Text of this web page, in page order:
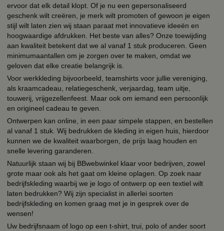
ervoor dat elk detail klopt. Of je nu een gepersonaliseerd
geschenk wilt creëren, je merk wilt promoten of gewoon je eigen
stijl wilt laten zien wij staan paraat met innovatieve ideeën en
hoogwaardige afdrukken. Het beste van alles? Onze toewijding
aan kwaliteit betekent dat we al vanaf 1 stuk produceren. Geen
minimumaantallen om je zorgen over te maken, omdat we
geloven dat elke creatie belangrijk is.
Voor werkkleding bijvoorbeeld, teamshirts voor jullie vereniging,
als kraamcadeau, relatiegeschenk, verjaardag, team uitje,
touwerij, vrijgezellenfeest. Maar ook om iemand een persoonlijk
en origineel cadeau te geven.
Ontwerpen kan online, in een paar simpele stappen, en bestellen
al vanaf 1 stuk. Wij bedrukken de kleding in eigen huis, hierdoor
kunnen we de kwaliteit waarborgen, de prijs laag houden en
snelle levering garanderen.
Natuurlijk staan wij bij BBwebwinkel klaar voor bedrijven, zowel
grote maar ook als het gaat om kleine oplagen. Op zoek naar
bedrijfskleding waarbij we je logo of ontwerp op een textiel wilt
laten bedrukken? Wij zijn specialist in allerlei soorten
bedrijfskleding en komen graag met je in gesprek over de
wensen!
Uw bedrijfsnaam of logo op een t-shirt, trui, polo of ander soort